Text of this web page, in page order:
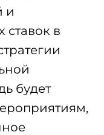
и
ставок в
будет